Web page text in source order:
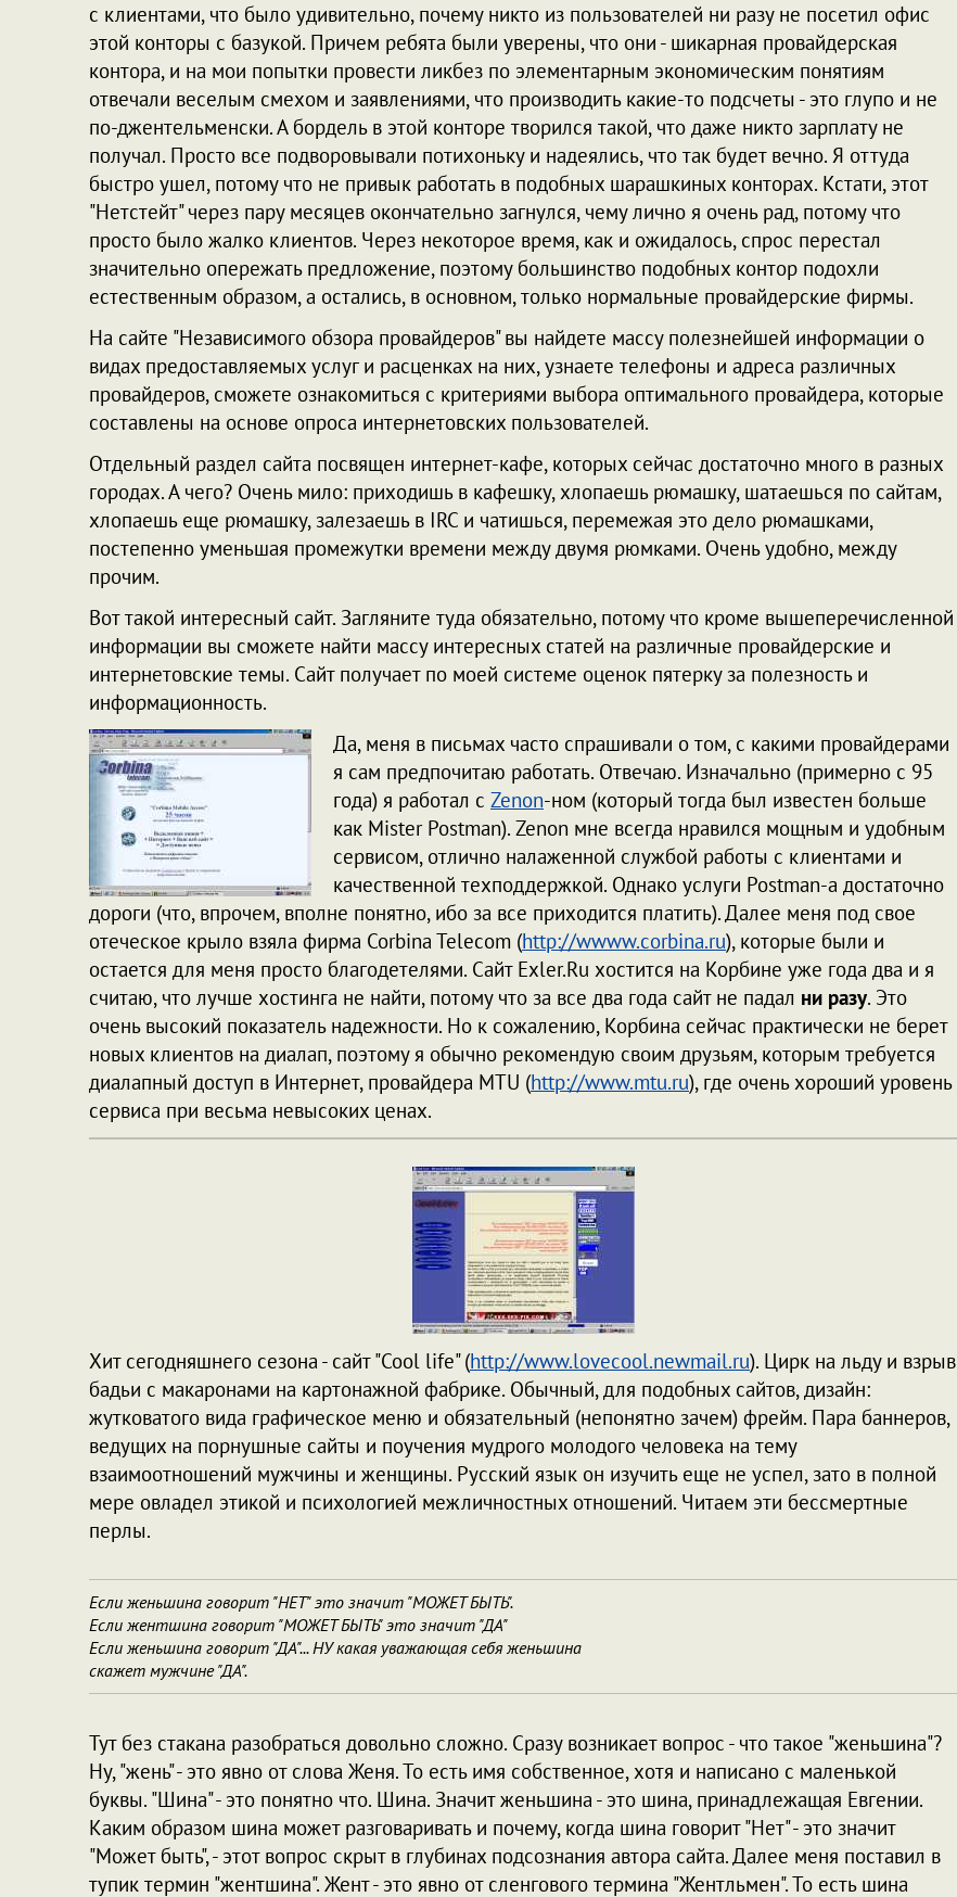
с клиентами, что было удивительно, почему никто из пользователей ни разу не посетил офис
этой конторы с базукой. Причем ребята были уверены, что они - шикарная провайдерская
контора, и на мои попытки провести ликбез по элементарным экономическим понятиям
отвечали веселым смехом и заявлениями, что производить какие-то подсчеты - это глупо и не
по-джентельменски. А бордель в этой конторе творился такой, что даже никто зарплату не
получал. Просто все подворовывали потихоньку и надеялись, что так будет вечно. Я оттуда
быстро ушел, потому что не привык работать в подобных шарашкиных конторах. Кстати, этот
"Нетстейт" через пару месяцев окончательно загнулся, чему лично я очень рад, потому что
просто было жалко клиентов. Через некоторое время, как и ожидалось, спрос перестал
значительно опережать предложение, поэтому большинство подобных контор подохли
естественным образом, а остались, в основном, только нормальные провайдерские фирмы.
На сайте "Независимого обзора провайдеров" вы найдете массу полезнейшей информации о
видах предоставляемых услуг и расценках на них, узнаете телефоны и адреса различных
провайдеров, сможете ознакомиться с критериями выбора оптимального провайдера, которые
составлены на основе опроса интернетовских пользователей.
Отдельный раздел сайта посвящен интернет-кафе, которых сейчас достаточно много в разных
городах. А чего? Очень мило: приходишь в кафешку, хлопаешь рюмашку, шатаешься по сайтам,
хлопаешь еще рюмашку, залезаешь в IRC и чатишься, перемежая это дело рюмашками,
постепенно уменьшая промежутки времени между двумя рюмками. Очень удобно, между
прочим.
Вот такой интересный сайт. Загляните туда обязательно, потому что кроме вышеперечисленной
информации вы сможете найти массу интересных статей на различные провайдерские и
интернетовские темы. Сайт получает по моей системе оценок пятерку за полезность и
информационность.
Да, меня в письмах часто спрашивали о том, с какими провайдерами
я сам предпочитаю работать. Отвечаю. Изначально (примерно с 95
года) я работал с Zenon-ном (который тогда был известен больше
как Mister Postman). Zenon мне всегда нравился мощным и удобным
сервисом, отлично налаженной службой работы с клиентами и
качественной техподдержкой. Однако услуги Postman-а достаточно
дороги (что, впрочем, вполне понятно, ибо за все приходится платить). Далее меня под свое
отеческое крыло взяла фирма Corbina Telecom (http://wwww.corbina.ru), которые были и
остается для меня просто благодетелями. Сайт Exler.Ru хостится на Корбине уже года два и я
считаю, что лучше хостинга не найти, потому что за все два года сайт не падал ни разу. Это
очень высокий показатель надежности. Но к сожалению, Корбина сейчас практически не берет
новых клиентов на диалап, поэтому я обычно рекомендую своим друзьям, которым требуется
диалапный доступ в Интернет, провайдера MTU (http://www.mtu.ru), где очень хороший уровень
сервиса при весьма невысоких ценах.
Хит сегодняшнего сезона - сайт "Cool life" (http://www.lovecool.newmail.ru). Цирк на льду и взрыв
бадьи с макаронами на картонажной фабрике. Обычный, для подобных сайтов, дизайн:
жутковатого вида графическое меню и обязательный (непонятно зачем) фрейм. Пара баннеров,
ведущих на порнушные сайты и поучения мудрого молодого человека на тему
взаимоотношений мужчины и женщины. Русский язык он изучить еще не успел, зато в полной
мере овладел этикой и психологией межличностных отношений. Читаем эти бессмертные
перлы.
Если женьшина говорит "НЕТ" это значит "МОЖЕТ БЫТЬ".
Если жентшина говорит "МОЖЕТ БЫТЬ" это значит "ДА"
Если женьшина говорит "ДА"... НУ какая уважающая себя женьшина
скажет мужчине "ДА".
Тут без стакана разобраться довольно сложно. Сразу возникает вопрос - что такое "женьшина"?
Ну, "жень" - это явно от слова Женя. То есть имя собственное, хотя и написано с маленькой
буквы. "Шина" - это понятно что. Шина. Значит женьшина - это шина, принадлежащая Евгении.
Каким образом шина может разговаривать и почему, когда шина говорит "Нет" - это значит
"Может быть", - этот вопрос скрыт в глубинах подсознания автора сайта. Далее меня поставил в
тупик термин "жентшина". Жент - это явно от сленгового термина "Жентльмен". То есть шина